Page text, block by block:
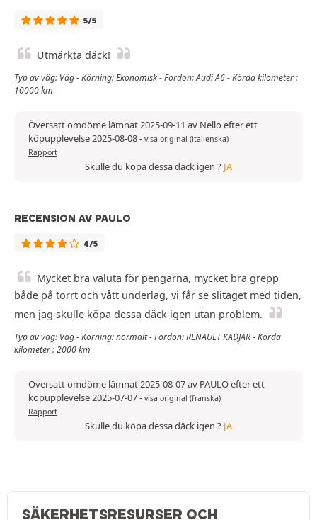
5/5
Utmärkta däck!
Typ av väg: Väg - Körning: Ekonomisk - Fordon: Audi A6 - Körda kilometer :
10000 km
Översatt omdöme lämnat 2025-09-11 av Nello efter ett
köpupplevelse 2025-08-08- visa original (italienska)
Rapport
Skulle du köpa dessa däck igen ? JA
RECENSION AV PAULO
4/5
Mycket bra valuta för pengarna, mycket bra grepp
både på torrt och vått underlag, vi får se slitaget med tiden,
men jag skulle köpa dessa däck igen utan problem.
Typ av väg: Väg - Körning: normalt - Fordon: RENAULT KADJAR - Körda
kilometer : 2000 km
Översatt omdöme lämnat 2025-08-07 av PAULO efter ett
köpupplevelse 2025-07-07- visa original (franska)
Rapport
Skulle du köpa dessa däck igen ? JA
SÄKERHETSRESURSER OCH